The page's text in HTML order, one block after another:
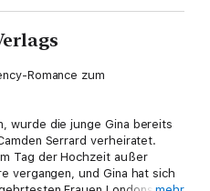
Romance zum
wurde die junge Gina bereits
Serrard verheiratet.
Tag der Hochzeit außer
vergangen, und Gina hat sich